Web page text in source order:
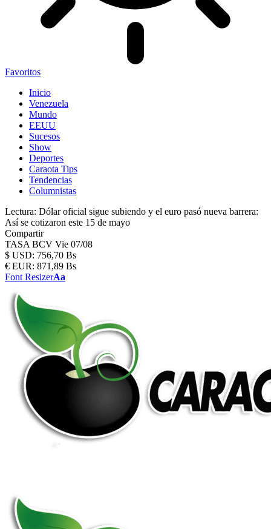
Favoritos
Inicio
Venezuela
Mundo
EEUU
Sucesos
Show
Deportes
Caraota Tips
Tendencias
Columnistas
Lectura: Dólar oficial sigue subiendo y el euro pasó nueva barrera:
Así se cotizaron este 15 de mayo
Compartir
TASA BCV Vie 07/08
$ USD: 756,70 Bs
€ EUR: 871,89 Bs
Font ResizerAa